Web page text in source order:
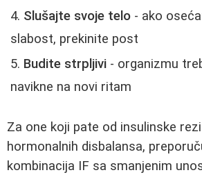
Slušajte svoje telo - ako
slabost, prekinite post
Budite strpljivi - organizmu
navikne na novi ritam
Za one koji pate od insulinske
hormonalnih disbalansa,
kombinacija IF sa smanjenim